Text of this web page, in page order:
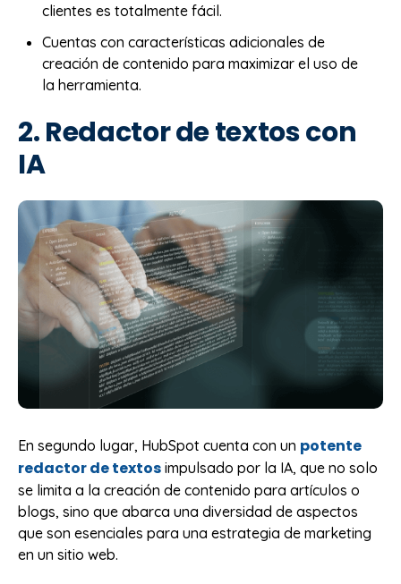
clientes es totalmente fácil.
Cuentas con características adicionales de
creación de contenido para maximizar el uso de
la herramienta.
2. Redactor de textos con
IA
En segundo lugar, HubSpot cuenta con un potente
redactor de textos impulsado por la IA, que no solo
se limita a la creación de contenido para artículos o
blogs, sino que abarca una diversidad de aspectos
que son esenciales para una estrategia de marketing
en un sitio web.